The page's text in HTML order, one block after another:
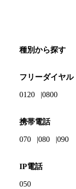
種別から探す
フリーダイヤル
0120 0800
携帯電話
070 080 090
IP電話
050